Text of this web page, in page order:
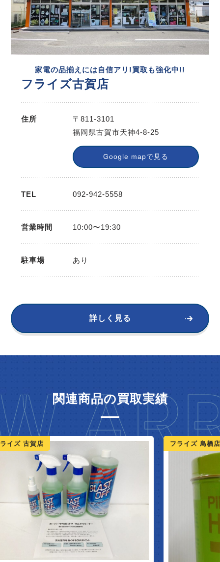
家電の品揃えには自信アリ!買取も強化中!!
フライズ古賀店
住所
〒811-3101
福岡県古賀市天神4-8-25
Google mapで見る
TEL 092-942-5558
営業時間 10:00〜19:30
駐車場 あり
詳しく見る
関連商品の買取実績
イズ 古賀店 フライズ 鳥栖店